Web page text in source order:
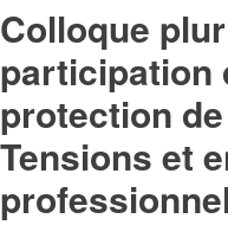
Colloque
participation
protection de
Tensions et